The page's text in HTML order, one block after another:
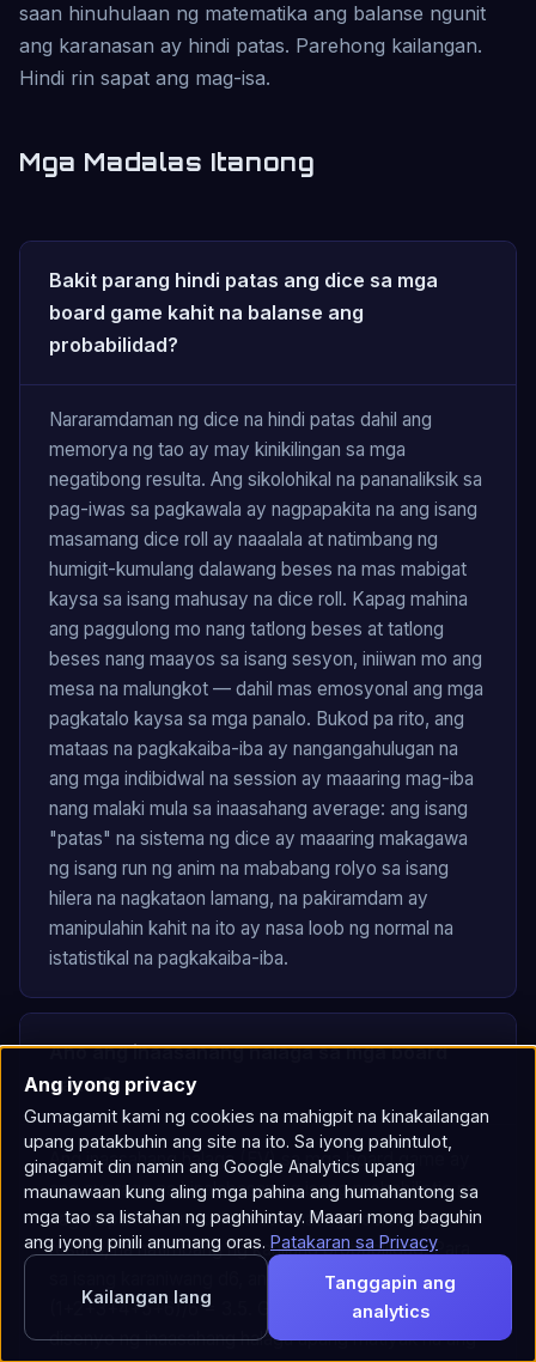
saan hinuhulaan ng matematika ang balanse ngunit
ang karanasan ay hindi patas. Parehong kailangan.
Hindi rin sapat ang mag-isa.
Mga Madalas Itanong
Bakit parang hindi patas ang dice sa mga
board game kahit na balanse ang
probabilidad?
Nararamdaman ng dice na hindi patas dahil ang
memorya ng tao ay may kinikilingan sa mga
negatibong resulta. Ang sikolohikal na pananaliksik sa
pag-iwas sa pagkawala ay nagpapakita na ang isang
masamang dice roll ay naaalala at natimbang ng
humigit-kumulang dalawang beses na mas mabigat
kaysa sa isang mahusay na dice roll. Kapag mahina
ang paggulong mo nang tatlong beses at tatlong
beses nang maayos sa isang sesyon, iniiwan mo ang
mesa na malungkot — dahil mas emosyonal ang mga
pagkatalo kaysa sa mga panalo. Bukod pa rito, ang
mataas na pagkakaiba-iba ay nangangahulugan na
ang mga indibidwal na session ay maaaring mag-iba
nang malaki mula sa inaasahang average: ang isang
"patas" na sistema ng dice ay maaaring makagawa
ng isang run ng anim na mababang rolyo sa isang
hilera na nagkataon lamang, na pakiramdam ay
manipulahin kahit na ito ay nasa loob ng normal na
istatistikal na pagkakaiba-iba.
Ano ang inaasahang halaga sa mga board
game?
Ang inaasahang halaga (EV) sa mga board game ay
ang average na kinalabasan ng isang probabilistic na
kaganapan na kinakalkula sa lahat ng posibleng
resulta, na natimbang ng kanilang probabilidad. Para
sa isang karaniwang d6, ang inaasahang halaga ay
(1+2+3+4+5+6)/6 = 3.5. Gumagamit ang mga taga-
disenyo ng inaasahang halaga upang matiyak na ang
Ang iyong privacy
Gumagamit kami ng cookies na mahigpit na kinakailangan
upang patakbuhin ang site na ito. Sa iyong pahintulot,
ginagamit din namin ang Google Analytics upang
maunawaan kung aling mga pahina ang humahantong sa
mga tao sa listahan ng paghihintay. Maaari mong baguhin
ang iyong pinili anumang oras. Patakaran sa Privacy
Kailangan lang
Tanggapin ang
analytics